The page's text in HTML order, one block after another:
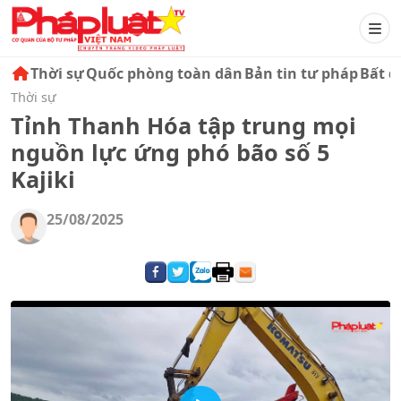
Thời sựQuốc phòng toàn dânBản tin tư phápBất
Thời sự
Tỉnh Thanh Hóa tập trung mọi
nguồn lực ứng phó bão số 5
Kajiki
25/08/2025